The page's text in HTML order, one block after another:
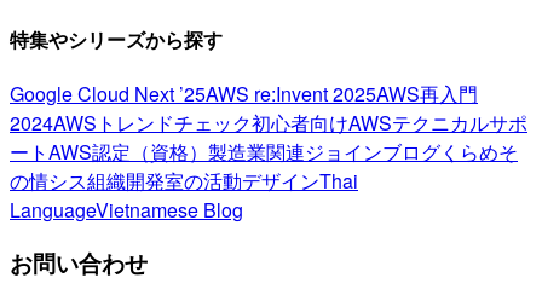
特集やシリーズから探す
Google Cloud Next ’25AWS re:Invent 2025AWS再入門
2024AWSトレンドチェック初心者向けAWSテクニカルサポ
ートAWS認定（資格） 製造業関連ジョインブログくらめそ
の情シス組織開発室の活動デザインThai
LanguageVietnamese Blog
お問い合わせ